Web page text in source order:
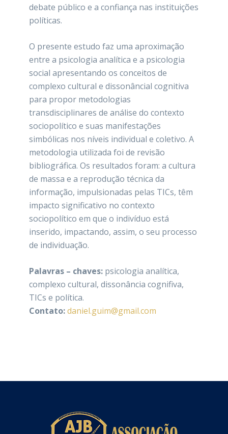
debate público e a confiança nas instituições
políticas.
O presente estudo faz uma aproximação
entre a psicologia analítica e a psicologia
social apresentando os conceitos de
complexo cultural e dissonâncial cognitiva
para propor metodologias
transdisciplinares de análise do contexto
sociopolítico e suas manifestações
simbólicas nos níveis individual e coletivo. A
metodologia utilizada foi de revisão
bibliográfica. Os resultados foram: a cultura
de massa e a reprodução técnica da
informação, impulsionadas pelas TICs, têm
impacto significativo no contexto
sociopolítico em que o indivíduo está
inserido, impactando, assim, o seu processo
de individuação.
Palavras – chaves: psicologia analítica,
complexo cultural, dissonância cognifiva,
TICs e política.
Contato: daniel.guim@gmail.com